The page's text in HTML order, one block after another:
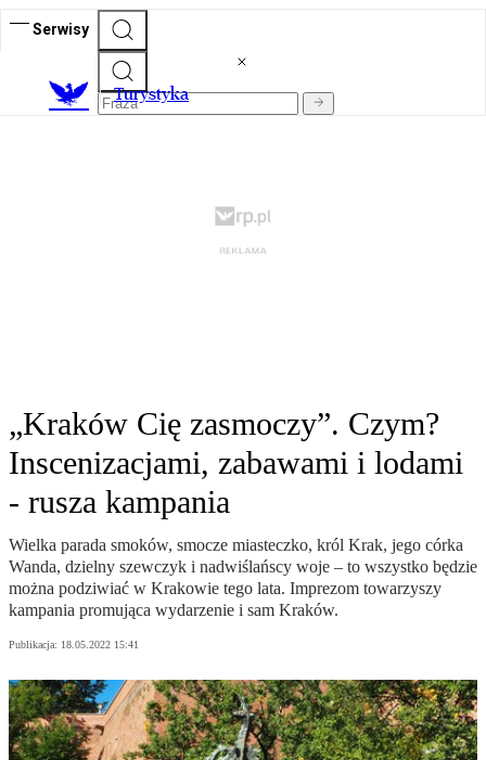
Serwisy
Turystyka
„Kraków Cię zasmoczy”. Czym?
Inscenizacjami, zabawami i lodami
- rusza kampania
Wielka parada smoków, smocze miasteczko, król Krak, jego córka
Wanda, dzielny szewczyk i nadwiślańscy woje – to wszystko będzie
można podziwiać w Krakowie tego lata. Imprezom towarzyszy
kampania promująca wydarzenie i sam Kraków.
Publikacja: 18.05.2022 15:41